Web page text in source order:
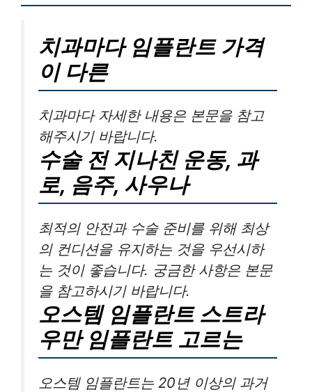
치과마다 임플란트 가격
이 다른
치과마다 자세한 내용은 본문을 참고
해주시기 바랍니다.
수술 전 지나친 운동, 과
로, 음주, 사우나
최적의 안전과 수술 준비를 위해 최상
의 컨디션을 유지하는 것을 우선시하
는 것이 좋습니다. 궁금한 사항은 본문
을 참고하시기 바랍니다.
오스템 임플란트 스트라
우만 임플란트 고르는
오스템 임플란트는 20년 이상의 과거